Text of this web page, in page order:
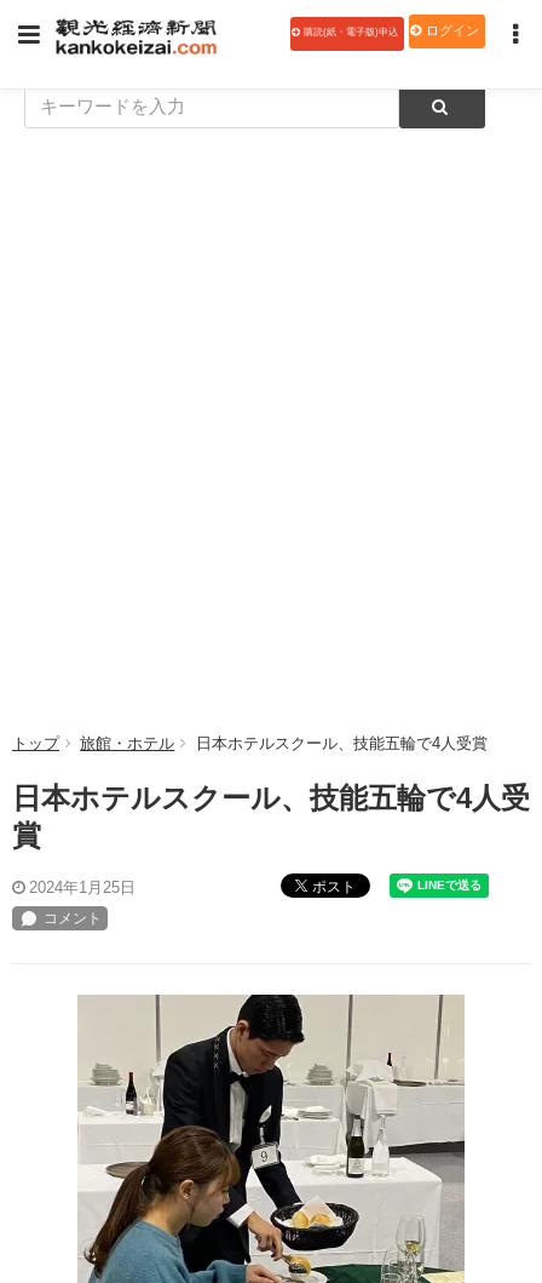
購読(紙・電子版)申込 ログイン
トップ 旅館・ホテル 日本ホテルスクール、技能五輪で4人受賞
日本ホテルスクール、技能五輪で4人受
賞
2024年1月25日 ポスト